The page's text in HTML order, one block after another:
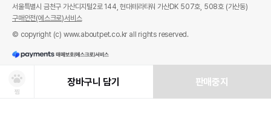
찜
장바구니 담기 판매중지
서울특별시 금천구 가산디지털2로 144, 현대테라타워 가산DK 507호, 508호 (가산동)
구매안전(에스크로)서비스
© copyright (c) www.aboutpet.co.kr all rights reserved.